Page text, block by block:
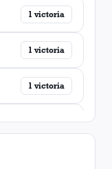
1 victoria
1 victoria
1 victoria
1 victoria